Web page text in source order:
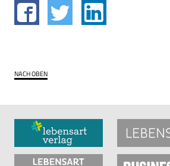
NACH OBEN